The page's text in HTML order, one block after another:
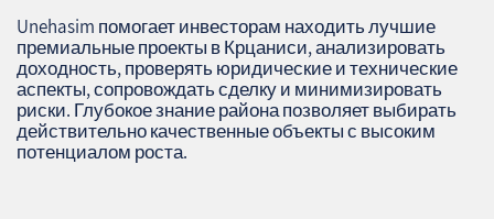
Unehasim помогает инвесторам находить лучшие
премиальные проекты в Крцаниси, анализировать
доходность, проверять юридические и технические
аспекты, сопровождать сделку и минимизировать
риски. Глубокое знание района позволяет выбирать
действительно качественные объекты с высоким
потенциалом роста.